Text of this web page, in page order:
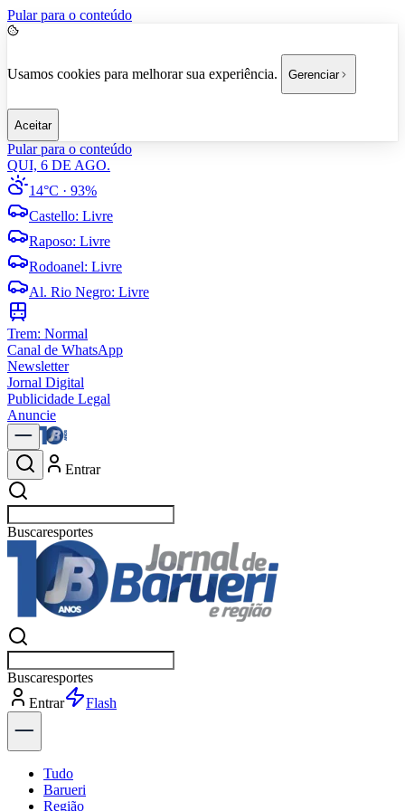
Pular para o conteúdo
Usamos cookies para melhorar sua experiência. Gerenciar
Aceitar
Pular para o conteúdo
QUI, 6 DE AGO.
14°C · 93%
Castello: Livre
Raposo: Livre
Rodoanel: Livre
Al. Rio Negro: Livre
Trem: Normal
Canal de WhatsApp
Newsletter
Jornal Digital
Publicidade Legal
Anuncie
Entrar
Buscarp
Buscarp
Entrar
Flash
Tudo
Barueri
Região